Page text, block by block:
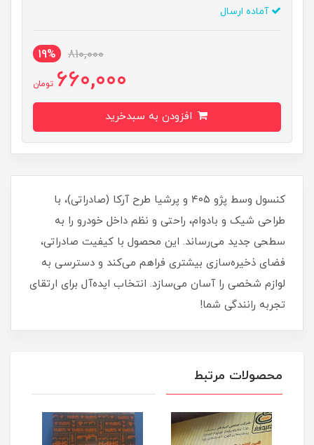
آماده ارسال
810,000
19%
660,000 تومان
کنسول وسط پژو ۴۰۵ و پرشیا طرح آرکا (صادراتی)، با
طراحی شیک و بادوام، راحتی و نظم داخل خودرو را به
سطحی جدید می‌رساند. این محصول با کیفیت صادراتی،
فضای ذخیره‌سازی بیشتری فراهم می‌کند و دسترسی به
لوازم شخصی را آسان می‌سازد. انتخاب ایده‌آل برای ارتقای
تجربه رانندگی شما!
محصولات مرتبط